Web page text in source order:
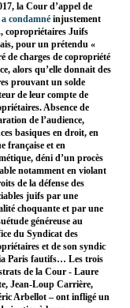
la Cour d’appel de
a condamné injustement
copropriétaires Juifs
pour un prétendu «
de charges de copropriété
alors qu’elle donnait des
prouvant un solde
de leur compte de
Absence de
de l’audience,
basiques en droit, en
française et en
déni d’un procès
notamment en violant
de la défense des
juifs par une
choquante et par une
généreuse au
du Syndicat des
et de son syndic
Paris fautifs… Les trois
de la Cour - Laure
Jean-Loup Carrière,
Arbellot – ont infligé un